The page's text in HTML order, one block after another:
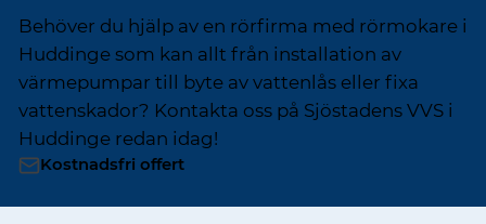
Behöver du hjälp av en rörfirma med rörmokare i
Huddinge som kan allt från installation av
värmepumpar till byte av vattenlås eller fixa
vattenskador? Kontakta oss på Sjöstadens VVS i
Huddinge redan idag!
Kostnadsfri offert